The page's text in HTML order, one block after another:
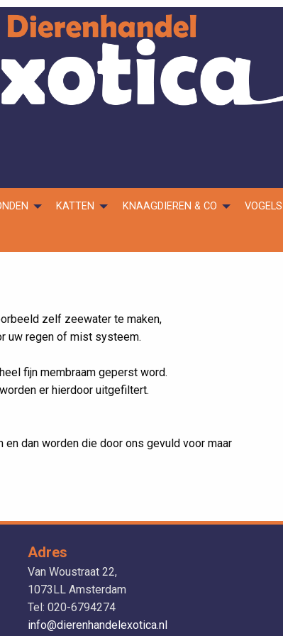
KATTEN KNAAGDIEREN & CO VOGELS
zelf zeewater te maken,
uw regen of mist systeem.
fijn membraam geperst word.
er hierdoor uitgefiltert.
dan worden die door ons gevuld voor maar
Adres
Van Woustraat 22,
1073LL Amsterdam
Tel: 020-6794274
info@dierenhandelexotica.nl